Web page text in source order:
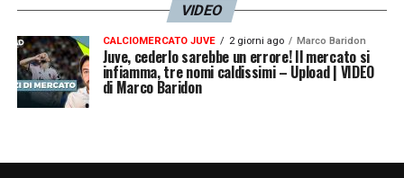
VIDEO
CALCIOMERCATO JUVE 2 giorni ago Marco Baridon
Juve, cederlo sarebbe un errore! Il mercato si
infiamma, tre nomi caldissimi – Upload | VIDEO
di Marco Baridon